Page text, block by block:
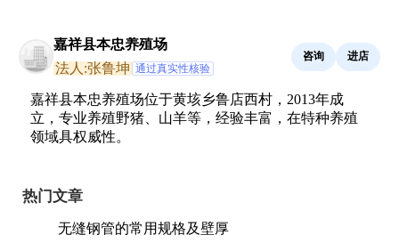
嘉祥县本忠养殖场
法人:张鲁坤 通过真实性核验
咨询 进店
嘉祥县本忠养殖场位于黄垓乡鲁店西村，2013年成
立，专业养殖野猪、山羊等，经验丰富，在特种养殖
领域具权威性。
热门文章
无缝钢管的常用规格及壁厚